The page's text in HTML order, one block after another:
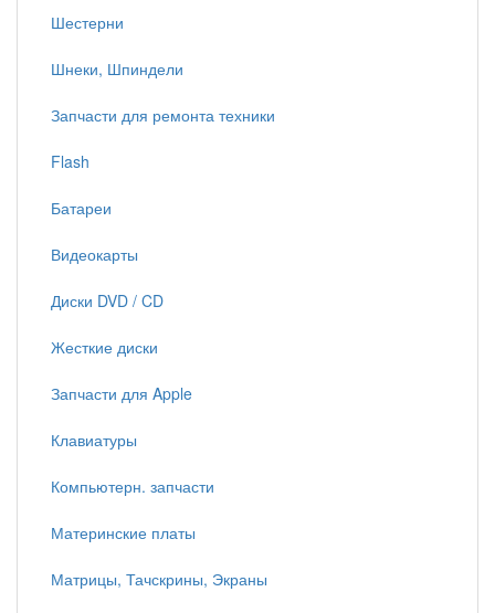
Шестерни
Шнеки, Шпиндели
Запчасти для ремонта техники
Flash
Батареи
Видеокарты
Диски DVD / CD
Жесткие диски
Запчасти для Apple
Клавиатуры
Компьютерн. запчасти
Материнские платы
Матрицы, Тачскрины, Экраны